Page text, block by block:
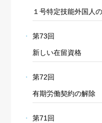
１号特定技能外国人
第73回
新しい在留資格
第72回
有期労働契約の解除
第71回